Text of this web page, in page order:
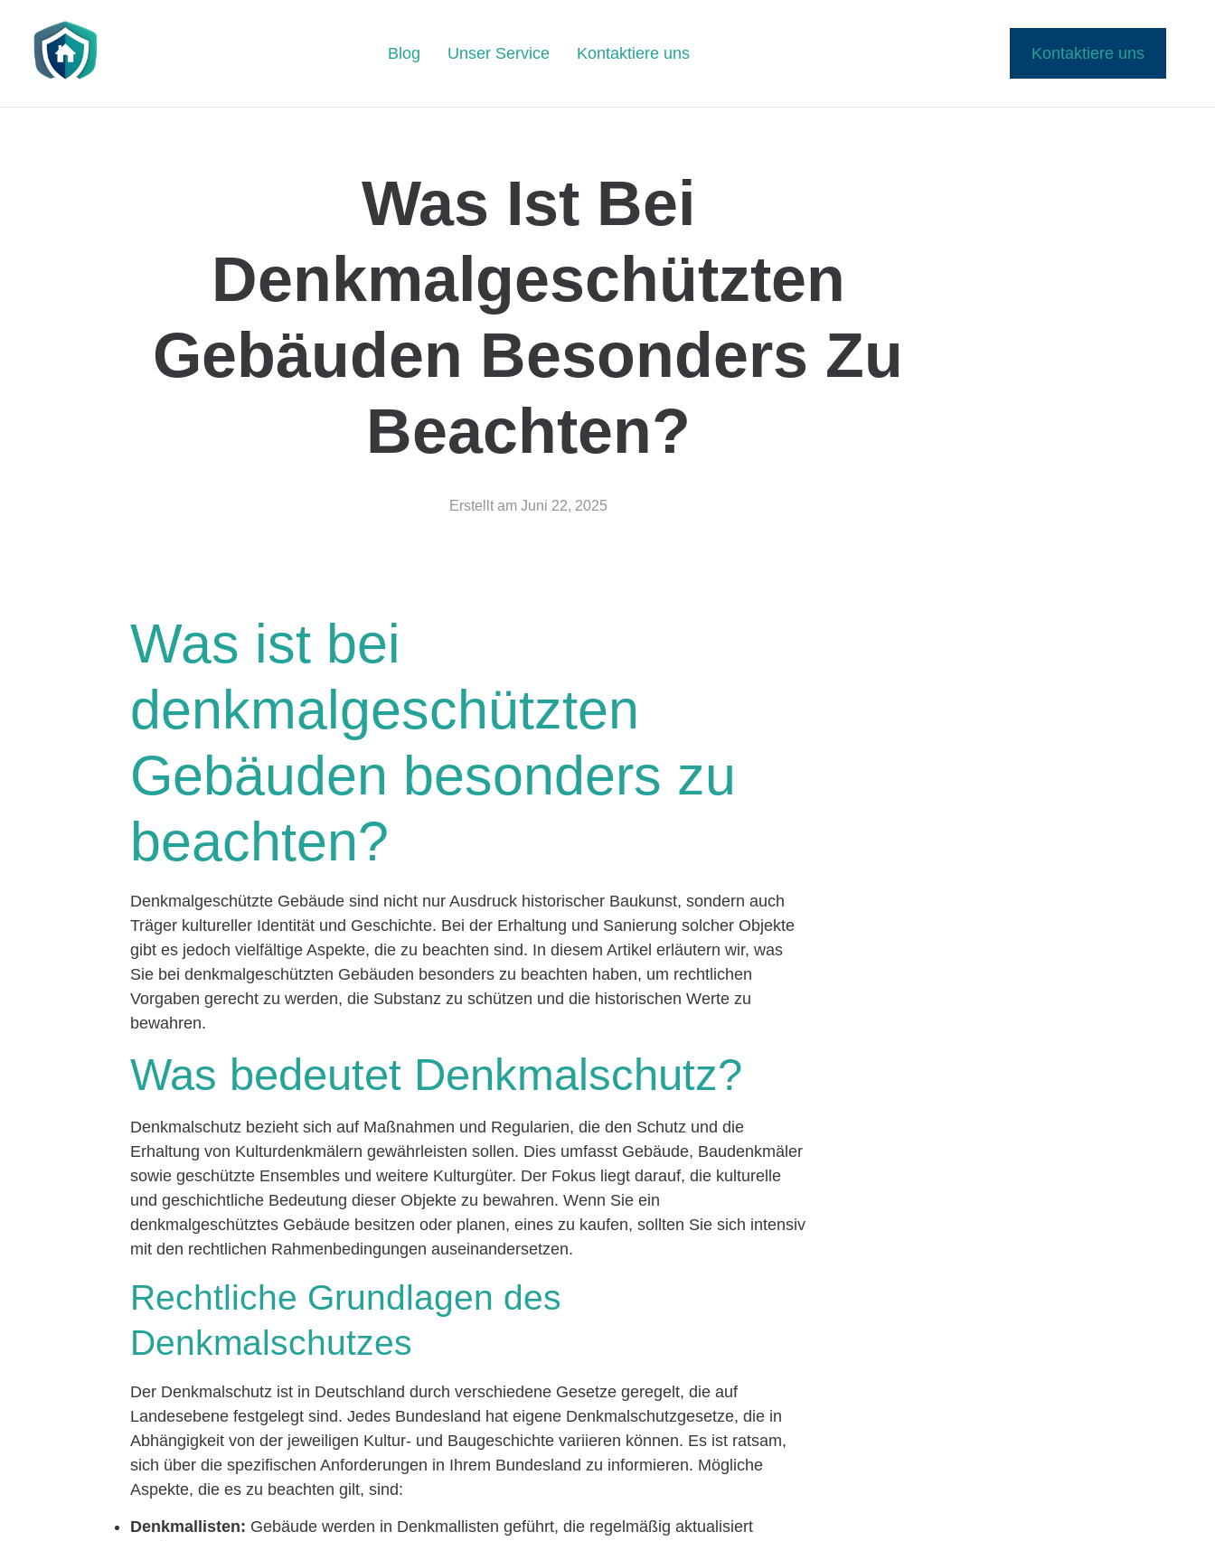
Blog Unser Service Kontaktiere uns Kontaktiere uns
Was Ist Bei
Denkmalgeschützten
Gebäuden Besonders Zu
Beachten?
Erstellt am Juni 22, 2025
Was ist bei
denkmalgeschützten
Gebäuden besonders zu
beachten?
Denkmalgeschützte Gebäude sind nicht nur Ausdruck historischer Baukunst, sondern auch
Träger kultureller Identität und Geschichte. Bei der Erhaltung und Sanierung solcher Objekte
gibt es jedoch vielfältige Aspekte, die zu beachten sind. In diesem Artikel erläutern wir, was
Sie bei denkmalgeschützten Gebäuden besonders zu beachten haben, um rechtlichen
Vorgaben gerecht zu werden, die Substanz zu schützen und die historischen Werte zu
bewahren.
Was bedeutet Denkmalschutz?
Denkmalschutz bezieht sich auf Maßnahmen und Regularien, die den Schutz und die
Erhaltung von Kulturdenkmälern gewährleisten sollen. Dies umfasst Gebäude, Baudenkmäler
sowie geschützte Ensembles und weitere Kulturgüter. Der Fokus liegt darauf, die kulturelle
und geschichtliche Bedeutung dieser Objekte zu bewahren. Wenn Sie ein
denkmalgeschütztes Gebäude besitzen oder planen, eines zu kaufen, sollten Sie sich intensiv
mit den rechtlichen Rahmenbedingungen auseinandersetzen.
Rechtliche Grundlagen des
Denkmalschutzes
Der Denkmalschutz ist in Deutschland durch verschiedene Gesetze geregelt, die auf
Landesebene festgelegt sind. Jedes Bundesland hat eigene Denkmalschutzgesetze, die in
Abhängigkeit von der jeweiligen Kultur- und Baugeschichte variieren können. Es ist ratsam,
sich über die spezifischen Anforderungen in Ihrem Bundesland zu informieren. Mögliche
Aspekte, die es zu beachten gilt, sind:
Denkmallisten: Gebäude werden in Denkmallisten geführt, die regelmäßig aktualisiert